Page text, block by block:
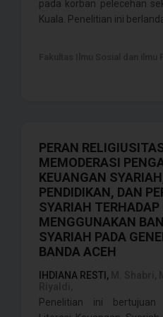
pada korban pelecehan
Kuala. Penelitian ini
PERAN
MEMODERASI
KEUANGAN
PENDIDIKAN, DAN
SYARIAH
MENGGUNAKAN
SYARIAH PADA
BANDA ACEH
IHDIANA RESTI,
Penelitian ini bertujuan